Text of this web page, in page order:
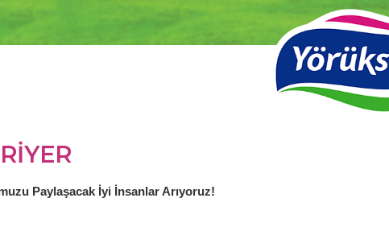
Paylaşacak İyi İnsanlar Arıyoruz!